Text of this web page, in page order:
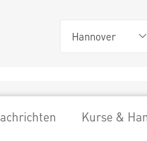
Hannover
Kurse &